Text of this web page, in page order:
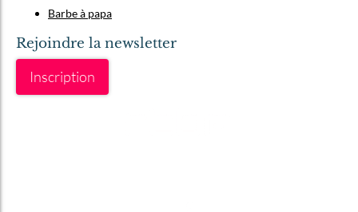
Barbe à papa
Rejoindre la newsletter
Inscription